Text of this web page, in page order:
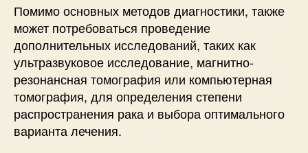
Помимо основных методов диагностики, также
может потребоваться проведение
дополнительных исследований, таких как
ультразвуковое исследование, магнитно-
резонансная томография или компьютерная
томография, для определения степени
распространения рака и выбора оптимального
варианта лечения.